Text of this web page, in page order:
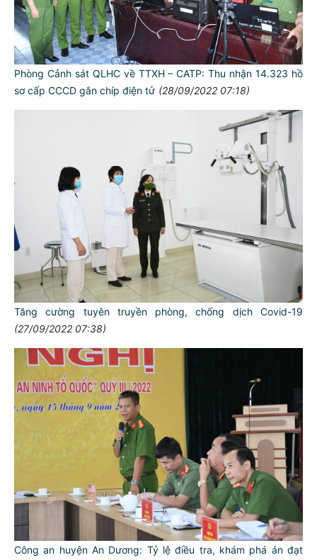
Phòng Cảnh sát QLHC về TTXH – CATP: Thu nhận 14.323 hồ
sơ cấp CCCD gắn chíp điện tử (28/09/2022 07:18)
Tăng cường tuyên truyền phòng, chống dịch Covid-19
(27/09/2022 07:38)
Công an huyện An Dương: Tỷ lệ điều tra, khám phá án đạt